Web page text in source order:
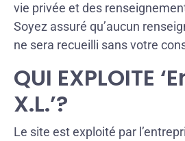
vie privée et des
Soyez assuré qu’aucun
ne sera recueilli sans votre
QUI EXPLOITE
X.L.’?
Le site est exploité par